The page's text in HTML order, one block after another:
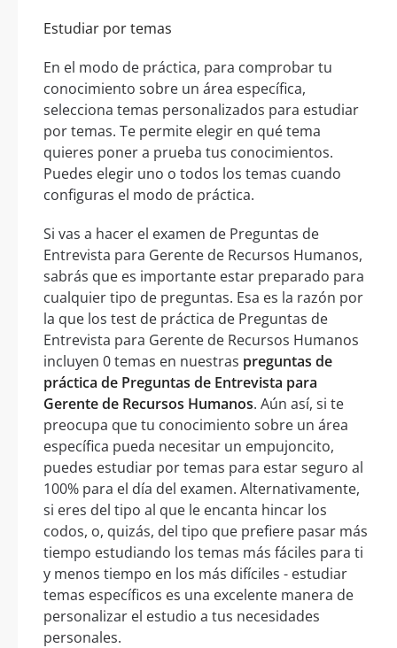
Estudiar por temas
En el modo de práctica, para comprobar tu
conocimiento sobre un área específica,
selecciona temas personalizados para estudiar
por temas. Te permite elegir en qué tema
quieres poner a prueba tus conocimientos.
Puedes elegir uno o todos los temas cuando
configuras el modo de práctica.
Si vas a hacer el examen de Preguntas de
Entrevista para Gerente de Recursos Humanos,
sabrás que es importante estar preparado para
cualquier tipo de preguntas. Esa es la razón por
la que los test de práctica de Preguntas de
Entrevista para Gerente de Recursos Humanos
incluyen 0 temas en nuestras preguntas de
práctica de Preguntas de Entrevista para
Gerente de Recursos Humanos. Aún así, si te
preocupa que tu conocimiento sobre un área
específica pueda necesitar un empujoncito,
puedes estudiar por temas para estar seguro al
100% para el día del examen. Alternativamente,
si eres del tipo al que le encanta hincar los
codos, o, quizás, del tipo que prefiere pasar más
tiempo estudiando los temas más fáciles para ti
y menos tiempo en los más difíciles - estudiar
temas específicos es una excelente manera de
personalizar el estudio a tus necesidades
personales.